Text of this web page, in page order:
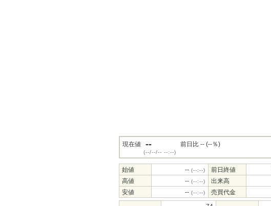
現在値 --
(--/--/-- --:--)
前日比 -- (--％)
始値 -- (--:--) 前日終値
高値 -- (--:--) 出来高
安値 -- (--:--) 売買代金